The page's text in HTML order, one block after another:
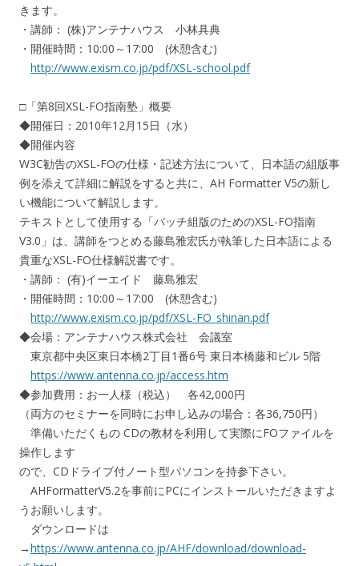
きます。
・講師： (株)アンテナハウス 小林具典
・開催時間：10:00～17:00 (休憩含む)
http://www.exism.co.jp/pdf/XSL-school.pdf
□「第8回XSL-FO指南塾」概要
◆開催日：2010年12月15日（水）
◆開催内容
W3C勧告のXSL-FOの仕様・記述方法について、日本語の組版事
例を添えて詳細に解説をすると共に、AH Formatter V5の新し
い機能について解説します。
テキストとして使用する「バッチ組版のためのXSL-FO指南
V3.0」は、講師をつとめる藤島雅宏氏が執筆した日本語による
貴重なXSL-FO仕様解説書です。
・講師： (有)イーエイド 藤島雅宏
・開催時間：10:00～17:00 (休憩含む)
http://www.exism.co.jp/pdf/XSL-FO_shinan.pdf
◆会場：アンテナハウス株式会社 会議室
東京都中央区東日本橋2丁目1番6号 東日本橋藤和ビル 5階
https://www.antenna.co.jp/access.htm
◆参加費用：お一人様（税込） 各42,000円
（両方のセミナーを同時にお申し込みの場合：各36,750円）
準備いただくもの CDの教材を利用して実際にFOファイルを
操作します
ので、CDドライブ付ノート型パソコンを持参下さい。
AHFormatterV5.2を事前にPCにインストールいただきますよ
うお願いします。
ダウンロードは
→https://www.antenna.co.jp/AHF/download/download-